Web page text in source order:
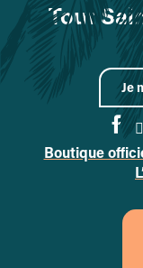
Tout
Je
Boutique